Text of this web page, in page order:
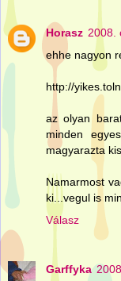
Horasz 2008.
ehhe nagyon
http://
az olyan
minden
magyarazta
Namarmost
ki...vegul is
Válasz
Garffyka